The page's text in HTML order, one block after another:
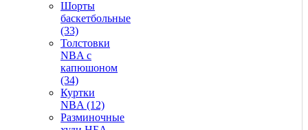
Шорты
баскетбольные
(33)
Толстовки
NBA с
капюшоном
(34)
Куртки
NBA (12)
Разминочные